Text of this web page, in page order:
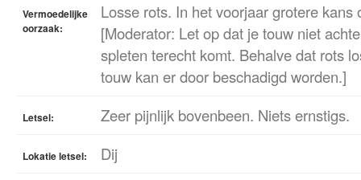
Vermoedelijke
oorzaak:
Losse rots. In het voorjaar grotere kans
[Moderator: Let op dat je touw niet
spleten terecht komt. Behalve dat rots
touw kan er door beschadigd worden.]
Letsel: Zeer pijnlijk bovenbeen. Niets ernstigs.
Lokatie letsel: Dij